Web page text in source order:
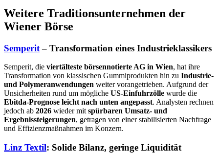
Weitere Traditionsunternehmen der
Wiener Börse
Semperit– Transformation eines Industrieklassikers
Semperit, die viertälteste börsennotierte AG in Wien, hat ihre
Transformation von klassischen Gummiprodukten hin zu Industrie-
und Polymeranwendungen weiter vorangetrieben. Aufgrund der
Unsicherheiten rund um mögliche US‑Einfuhrzölle wurde die
Ebitda‑Prognose leicht nach unten angepasst. Analysten rechnen
jedoch ab 2026 wieder mitspürbaren Umsatz- und
Ergebnissteigerungen, getragen von einer stabilisierten Nachfrage
und Effizienzmaßnahmen im Konzern.
Linz Textil: Solide Bilanz, geringe Liquidität